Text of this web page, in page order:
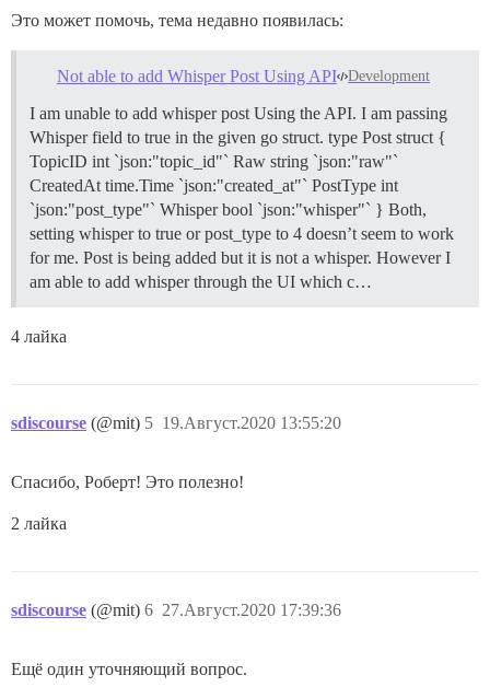
Это может помочь, тема недавно появилась:
Not able to add Whisper Post Using API Development
I am unable to add whisper post Using the API. I am passing
Whisper field to true in the given go struct. type Post struct {
TopicID int `json:"topic_id"` Raw string `json:"raw"`
CreatedAt time.Time `json:"created_at"` PostType int
`json:"post_type"` Whisper bool `json:"whisper"` } Both,
setting whisper to true or post_type to 4 doesn’t seem to work
for me. Post is being added but it is not a whisper. However I
am able to add whisper through the UI which c…
4 лайка
sdiscourse (@mit) 19.Август.2020 13:55:20
5
Спасибо, Роберт! Это полезно!
2 лайка
sdiscourse (@mit) 27.Август.2020 17:39:36
6
Ещё один уточняющий вопрос.